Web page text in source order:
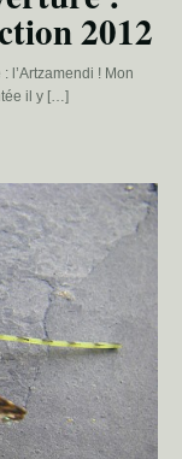
2012
l’Artzamendi ! Mon
il y […]